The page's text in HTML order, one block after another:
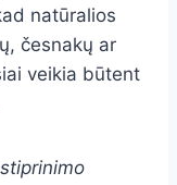
natūralios
česnakų ar
veikia būtent